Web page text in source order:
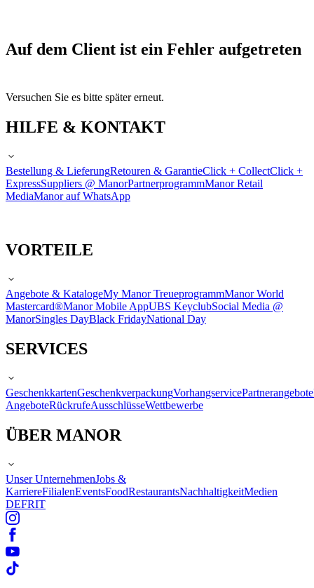
Auf dem Client ist ein Fehler aufgetreten
Versuchen Sie es bitte später erneut.
HILFE & KONTAKT
Bestellung & LieferungRetouren & GarantieClick + CollectClick +
ExpressSuppliers @ ManorPartnerprogrammManor Retail
MediaManor auf WhatsApp
VORTEILE
Angebote & KatalogeMy Manor TreueprogrammManor World
Mastercard®Manor Mobile AppUBS KeyclubSocial Media @
ManorSingles DayBlack FridayNational Day
SERVICES
GeschenkkartenGeschenkverpackungVorhangservicePartnerangebote
AngeboteRückrufeAusschlüsseWettbewerbe
ÜBER MANOR
Unser UnternehmenJobs &
KarriereFilialenEventsFoodRestaurantsNachhaltigkeitMedien
DEFRIT